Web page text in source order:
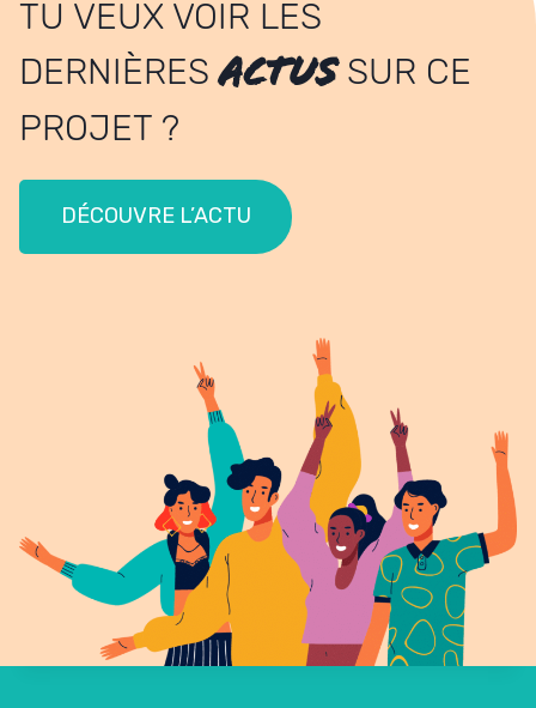
TU VEUX VOIR LES
DERNIÈRESACTUSSUR CE
PROJET ?
DÉCOUVRE L’ACTU